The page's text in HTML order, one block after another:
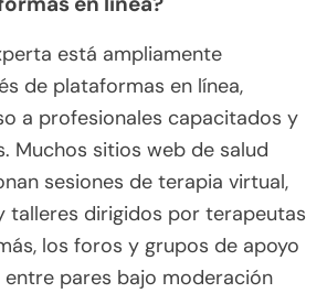
está ampliamente
de plataformas en línea,
a profesionales capacitados y
Muchos sitios web de salud
sesiones de terapia virtual,
talleres dirigidos por terapeutas
los foros y grupos de apoyo
pares bajo moderación